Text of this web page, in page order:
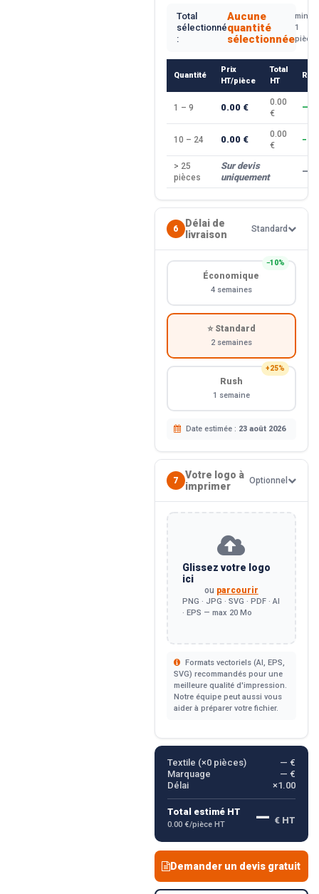
Total
sélectionné
:
Aucune
quantité
sélectionnée
min.
1
pièce
Quantité
Prix
HT/pièce
Total
HT
1 – 9 0.00 €
0.00
€
—
10 – 24 0.00 €
0.00
€
> 25
pièces
Sur devis
uniquement
—
6
Délai de
livraison
Standard
−10%
Économique
4 semaines
⭐ Standard
2 semaines
+25%
Rush
1 semaine
Date estimée : 23 août 2026
7
Votre logo à
imprimer
Optionnel
Glissez votre logo
ici
ou parcourir
PNG · JPG · SVG · PDF · AI
· EPS — max 20 Mo
Formats vectoriels (AI, EPS,
SVG) recommandés pour une
meilleure qualité d'impression.
Notre équipe peut aussi vous
aider à préparer votre fichier.
Textile (×0pièces)
— €
Marquage
— €
Délai
×1.00
Total estimé HT
0.00 €/pièce HT — € HT
Demander un devis gratuit